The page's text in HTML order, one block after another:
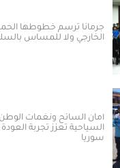
خطوطها الحمراء: لا للتدخل
للمساس بالسلم الأهلي
ونغمات الوطن: الشرطة
تجربة العودة والسياحة في